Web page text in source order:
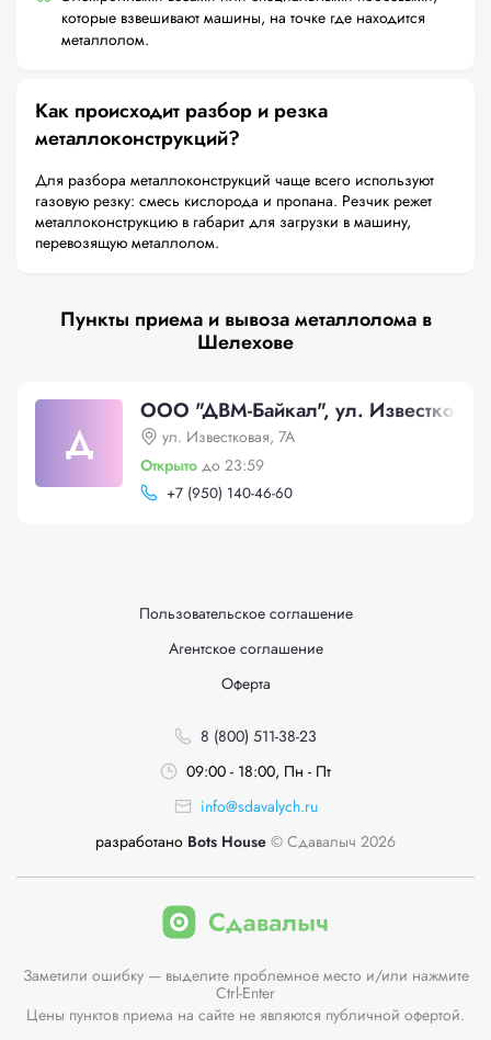
которые взвешивают машины, на точке где находится
металлолом.
Как происходит разбор и резка
металлоконструкций?
Для разбора металлоконструкций чаще всего используют
газовую резку: смесь кислорода и пропана. Резчик режет
металлоконструкцию в габарит для загрузки в машину,
перевозящую металлолом.
Пункты приема и вывоза металлолома в
Шелехове
Д
ООО "ДВМ-Байкал", ул.
ул. Известковая, 7А
Открыто до 23:59
+7 (950) 140-46-60
Пользовательское соглашение
Агентское соглашение
Оферта
8 (800) 511-38-23
09:00 - 18:00, Пн - Пт
info@sdavalych.ru
разработано Bots House © Сдавалыч 2026
Заметили ошибку — выделите проблемное место и/или нажмите
Ctrl-Enter
Цены пунктов приема на сайте не являются публичной офертой.